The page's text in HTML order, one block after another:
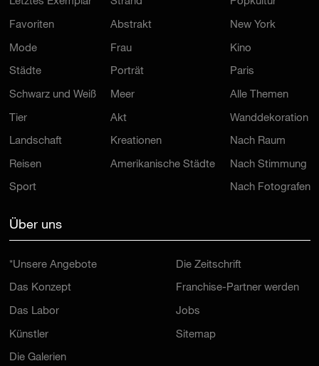
Favoriten
Mode
Städte
Schwarz und Weiß
Tier
Landschaft
Reisen
Sport
Abstrakt
Frau
Porträt
Meer
Akt
Kreationen
Amerikanische Städte
New York
Kino
Paris
Alle Themen
Wanddekoration
Nach Raum
Nach Stimmung
Nach Fotografen
Das Konzept
Das Labor
Künstler
Die Galerien
Franchise-Partner werden
Jobs
Sitemap